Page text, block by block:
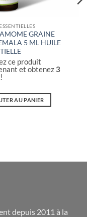
GRAINE
5 ML HUILE
ce produit
et obtenez3
AU PANIER
depuis 2011 à la